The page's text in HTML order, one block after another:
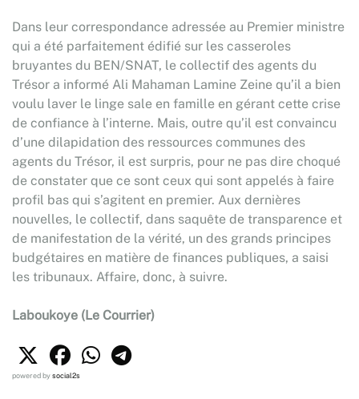
Dans leur correspondance adressée au Premier ministre
qui a été parfaitement édifié sur les casseroles
bruyantes du BEN/SNAT, le collectif des agents du
Trésor a informé Ali Mahaman Lamine Zeine qu’il a bien
voulu laver le linge sale en famille en gérant cette crise
de confiance à l’interne. Mais, outre qu’il est convaincu
d’une dilapidation des ressources communes des
agents du Trésor, il est surpris, pour ne pas dire choqué
de constater que ce sont ceux qui sont appelés à faire
profil bas qui s’agitent en premier. Aux dernières
nouvelles, le collectif, dans saquête de transparence et
de manifestation de la vérité, un des grands principes
budgétaires en matière de finances publiques, a saisi
les tribunaux. Affaire, donc, à suivre.
Laboukoye (Le Courrier)
powered bysocial2s